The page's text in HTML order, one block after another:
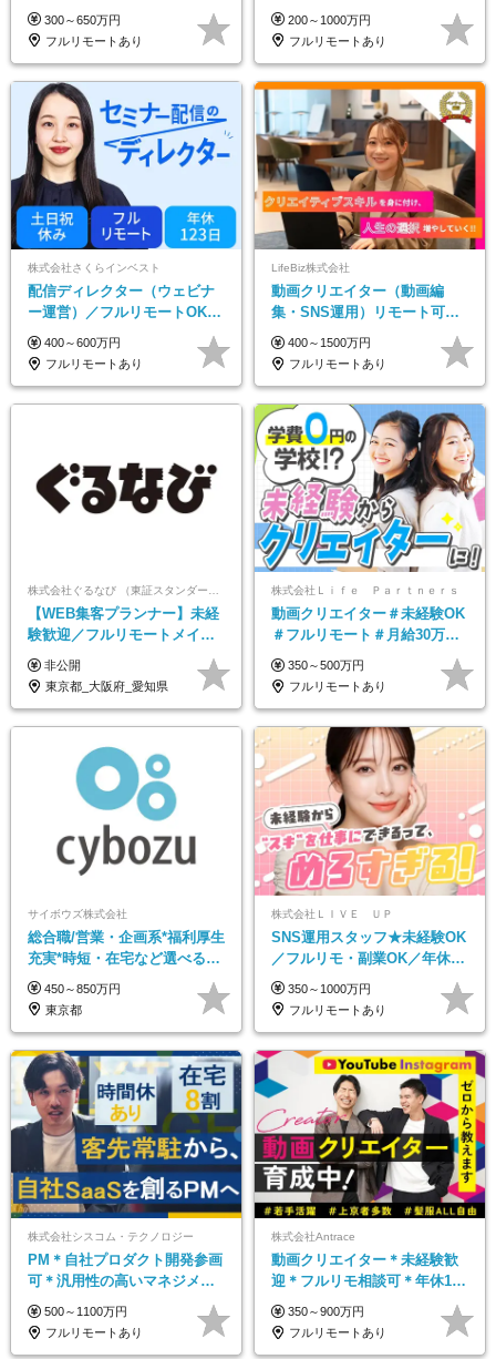
土日祝休み#年休128日
300～650万円
フルリモートあり
在宅OK＆研修あり＊フレック
ス
200～1000万円
フルリモートあり
株式会社さくらインベスト
配信ディレクター（ウェビナ
ー運営）／フルリモートOK／
土日祝休み／年休123日／年収
600万円可
400～600万円
フルリモートあり
LifeBiz株式会社
動画クリエイター（動画編
集・SNS運用）リモート可／
月平均43万／未経験歓迎／15
項目に細分化された研修制度♪
400～1500万円
フルリモートあり
株式会社ぐるなび （東証スタンダード上場）
【WEB集客プランナー】未経
験歓迎／フルリモートメイン
／プライム上場／土日祝休み
／東京・大阪・名古屋
非公開
東京都_大阪府_愛知県
株式会社Ｌｉｆｅ Ｐａｒｔｎｅｒｓ
動画クリエイター＃未経験OK
＃フルリモート＃月給30万～#
髪色・ネイル・服装自由#残業
少なめ#土日祝休み
350～500万円
フルリモートあり
サイボウズ株式会社
総合職/営業・企画系*福利厚生
充実*時短・在宅など選べる働
き方*賞与年2回
450～850万円
東京都
株式会社ＬＩＶＥ ＵＰ
SNS運用スタッフ★未経験OK
／フルリモ・副業OK／年休
125日／残業なし／髪・服・ネ
イル・ピアス自由
350～1000万円
フルリモートあり
株式会社シスコム・テクノロジー
PM＊自社プロダクト開発参画
可＊汎用性の高いマネジメン
トスキル＊年収1000万以上可
500～1100万円
フルリモートあり
株式会社Antrace
動画クリエイター＊未経験歓
迎＊フルリモ相談可＊年休127
日＊おしゃれ自由＊寮完備＊
年数回海外研修＊イベント多
数
350～900万円
フルリモートあり